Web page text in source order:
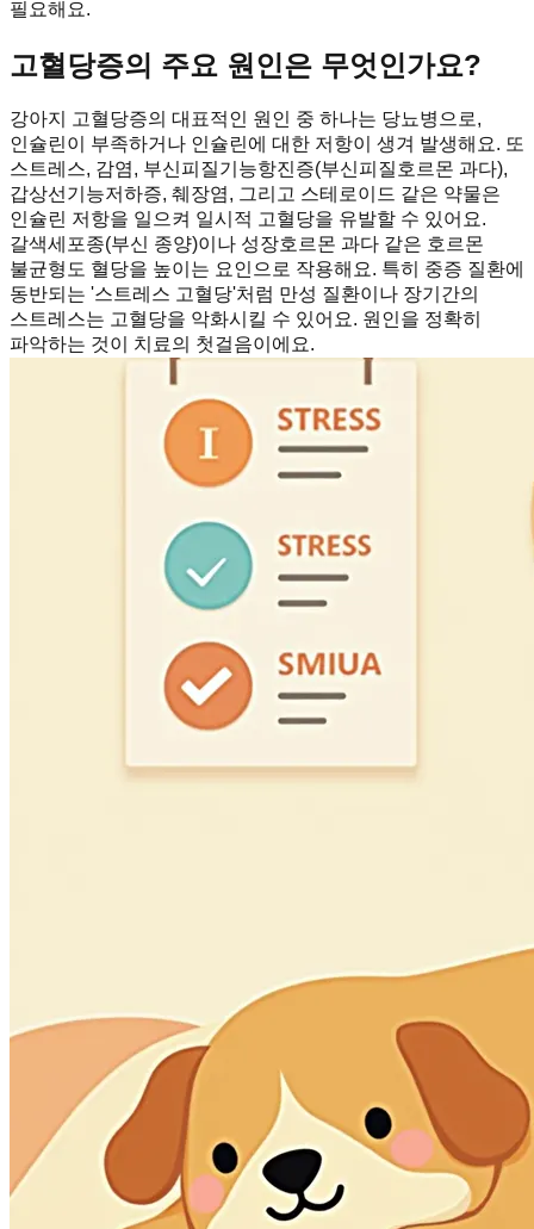
필요해요.
고혈당증의 주요 원인은 무엇인가요?
강아지 고혈당증의 대표적인 원인 중 하나는 당뇨병으로,
인슐린이 부족하거나 인슐린에 대한 저항이 생겨 발생해요. 또
스트레스, 감염, 부신피질기능항진증(부신피질호르몬 과다),
갑상선기능저하증, 췌장염, 그리고 스테로이드 같은 약물은
인슐린 저항을 일으켜 일시적 고혈당을 유발할 수 있어요.
갈색세포종(부신 종양)이나 성장호르몬 과다 같은 호르몬
불균형도 혈당을 높이는 요인으로 작용해요. 특히 중증 질환에
동반되는 '스트레스 고혈당'처럼 만성 질환이나 장기간의
스트레스는 고혈당을 악화시킬 수 있어요. 원인을 정확히
파악하는 것이 치료의 첫걸음이에요.